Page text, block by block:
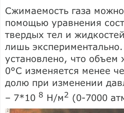
Сжимаемость газа
помощью уравнения
твердых тел и
лишь
установлено, что объем
0°С изменяется менее
долю при изменении
– 7*10 8 Н/м2 (0-7000